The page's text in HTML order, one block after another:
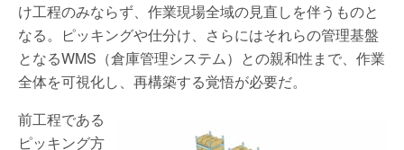
け工程のみならず、作業現場全域の見直しを伴うものと
なる。ピッキングや仕分け、さらにはそれらの管理基盤
となるWMS（倉庫管理システム）との親和性まで、作業
全体を可視化し、再構築する覚悟が必要だ。
前工程である
ピッキング方